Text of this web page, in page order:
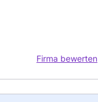
Firma bewerten